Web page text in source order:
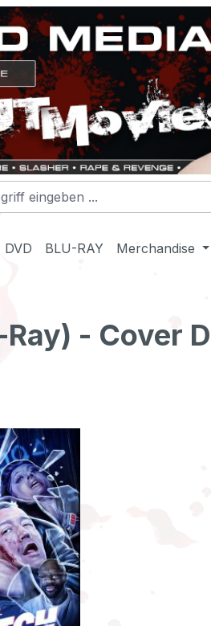
DVD BLU-RAY Merchandise
- Cover